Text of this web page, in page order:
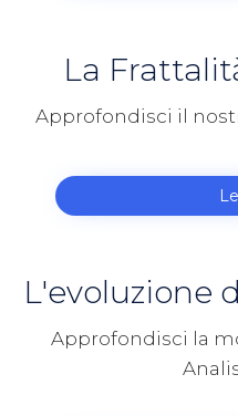
La
Approfondisci il
L'evoluzione
Approfondisci la